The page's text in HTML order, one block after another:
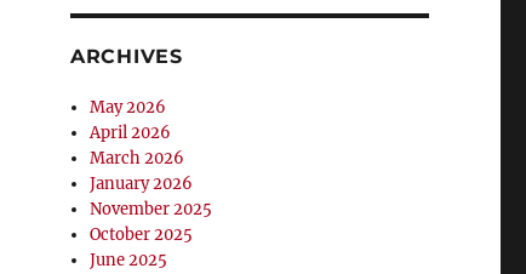
ARCHIVES
May 2026
April 2026
March 2026
January 2026
November 2025
October 2025
June 2025